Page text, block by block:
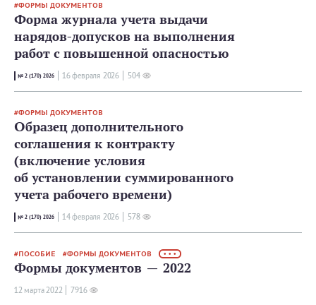
ФОРМЫ ДОКУМЕНТОВ
Форма журнала учета выдачи
нарядов-допусков на выполнения
работ с повышенной опасностью
№ 2 (170) 2026 16 февраля 2026 504
ФОРМЫ ДОКУМЕНТОВ
Образец дополнительного
соглашения к контракту
(включение условия
об установлении суммированного
учета рабочего времени)
№ 2 (170) 2026 14 февраля 2026 578
ПОСОБИЕ ФОРМЫ ДОКУМЕНТОВ • • •
Формы документов — 2022
12 мартa 2022 7916